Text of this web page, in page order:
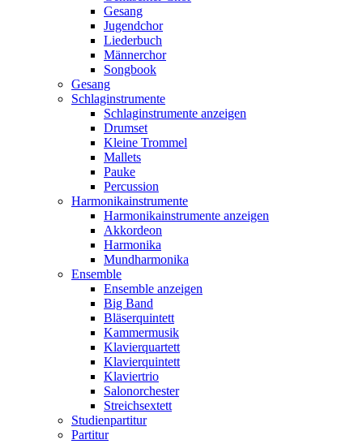
Gesang
Jugendchor
Liederbuch
Männerchor
Songbook
Gesang
Schlaginstrumente
Schlaginstrumente anzeigen
Drumset
Kleine Trommel
Mallets
Pauke
Percussion
Harmonikainstrumente
Harmonikainstrumente anzeigen
Akkordeon
Harmonika
Mundharmonika
Ensemble
Ensemble anzeigen
Big Band
Bläserquintett
Kammermusik
Klavierquartett
Klavierquintett
Klaviertrio
Salonorchester
Streichsextett
Studienpartitur
Partitur